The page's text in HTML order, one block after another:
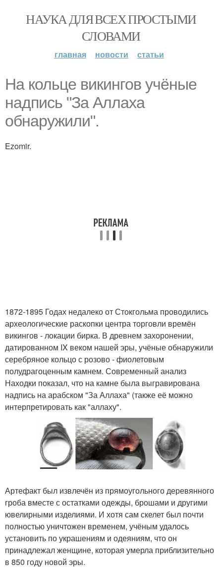
НАУКА ДЛЯ ВСЕХ ПРОСТЫМИ
СЛОВАМИ
главная новости статьи
На кольце викингов учёные
надпись "За Аллаха
обнаружили".
Ezomir.
1872-1895 Годах недалеко от Стокгольма проводились
археологические раскопки центра торговли времён
викингов - локации бирка. В древнем захоронении,
датированном IX веком нашей эры, учёные обнаружили
серебряное кольцо с розово - фиолетовым
полудрагоценным камнем. Современный анализ
Находки показал, что на камне была выгравирована
надпись на арабском "За Аллаха" (также её можно
интерпретировать как "аллаху".
Артефакт был извлечён из прямоугольного деревянного
гроба вместе с остатками одежды, брошами и другими
ювелирными изделиями. И хотя сам скелет был почти
полностью уничтожен временем, учёным удалось
установить по украшениям и одеяниям, что он
принадлежал женщине, которая умерла приблизительно
в 850 году новой эры.